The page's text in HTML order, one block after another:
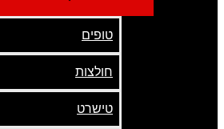
טופים
חולצות
טישרט